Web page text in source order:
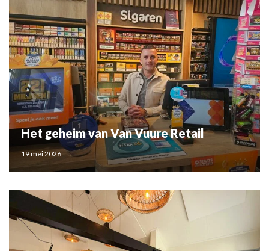
Het geheim van Van Vuure Retail
19 mei 2026